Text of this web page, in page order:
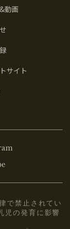
動画
サイト
で禁止されてい
児の発育に影響